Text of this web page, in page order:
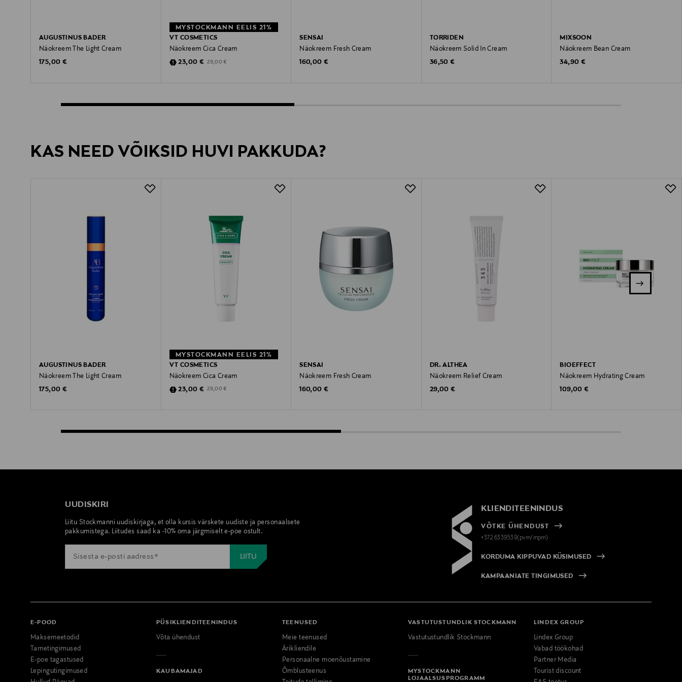
AUGUSTINUS BADER
Näokreem The Light Cream
Original Price
175,00 €
MYSTOCKMANN EELIS 21%
VT COSMETICS
Näokreem Cica Cream
Discounted Price
23,00 € Original Price
29,00 €
SENSAI
Näokreem Fresh Cream
Original Price
160,00 €
TORRIDEN
Näokreem Solid In Cream
Original Price
36,50 €
MIXSOON
Näokreem Bean Cream
Original Price
34,90 €
KAS NEED VÕIKSID HUVI PAKKUDA?
AUGUSTINUS BADER
Näokreem The Light Cream
Original Price
175,00 €
MYSTOCKMANN EELIS 21%
VT COSMETICS
Näokreem Cica Cream
Discounted Price
23,00 € Original Price
29,00 €
SENSAI
Näokreem Fresh Cream
Original Price
160,00 €
DR. ALTHEA
Näokreem Relief Cream
Original Price
29,00 €
BIOEFFECT
Näokreem Hydrating Cream
Original Price
109,00 €
UUDISKIRI
Liitu Stockmanni uudiskirjaga, et olla kursis värskete uudiste ja personaalsete
pakkumistega. Liitudes saad ka -10% oma järgmiselt e-poe ostult.
KLIENDITEENINDUS
VÕTKE ÜHENDUST
+372 6339539(pvm/mpm)
KORDUMA KIPPUVAD KÜSIMUSED
KAMPAANIATE TINGIMUSED
E-POOD
Maksemeetodid
Tarnetingimused
E-poe tagastused
Lepingutingimused
PÜSIKLIENDITEENINDUS
Võta ühendust
KAUBAMAJAD
TEENUSED
Meie teenused
Ärikliendile
Personaalne moenõustamine
Õmblusteenus
VASTUTUSTUNDLIK STOCKMANN
Vastutustundlik Stockmann
MYSTOCKMANN
LOJAALSUSPROGRAMM
LINDEX GROUP
Lindex Group
Vabad töökohad
Partner Media
Tourist discount